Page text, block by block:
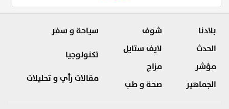
بلادنا
الحدث
مؤشر
الجماهير
شوف
لايف ستايل
مزاج
صحة و طب
سياحة و سفر
تكنولوجيا
مقالات رأي و تحليلات